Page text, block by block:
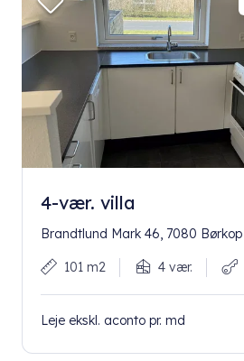
4-vær. villa
Brandtlund Mark 46, 7080 Børkop
101 m2 4 vær.
Leje ekskl. aconto pr. md